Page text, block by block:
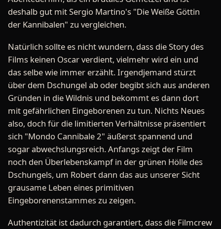
deshalb gut mit Sergio Martino's "Die Weiße Göttin
der Kannibalen" zu vergleichen.
Natürlich sollte es nicht wundern, dass die Story des
Films keinen Oscar verdient, vielmehr wird ein und
das selbe wie immer erzählt. Irgendjemand stürzt
über dem Dschungel ab oder begibt sich aus anderen
Gründen in die Wildnis und bekommt es dann dort
mit gefährlichen Eingeborenen zu tun. Nichts Neues
also, doch für die limitierten Verhältnisse präsentiert
sich "Mondo Cannibale 2" äußerst spannend und
sogar abwechslungsreich. Anfangs zeigt der Film
noch den Überlebenskampf in der grünen Hölle des
Dschungels, um Robert dann das aus unserer Sicht
grausame Leben eines primitiven
Eingeborenenstammes zu zeigen.
Authentizität ist dadurch garantiert, dass die Filmcrew